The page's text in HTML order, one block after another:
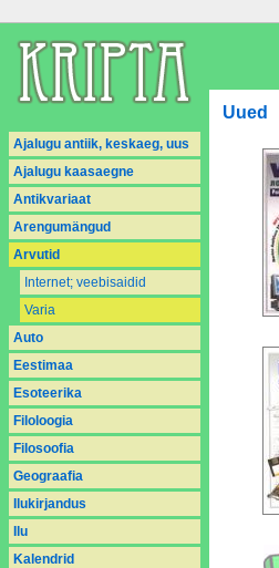
Uued
Ajalugu antiik, keskaeg, uus
Ajalugu kaasaegne
Antikvariaat
Arengumängud
Arvutid
Internet; veebisaidid
Varia
Auto
Eestimaa
Esoteerika
Filoloogia
Filosoofia
Geograafia
Ilukirjandus
Ilu
Kalendrid